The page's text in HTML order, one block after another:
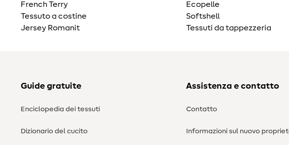
French Terry
Tessuto a costine
Jersey Romanit
Ecopelle
Softshell
Tessuti da tappezzeria
Guide gratuite
Enciclopedia dei tessuti
Dizionario del cucito
Assistenza e contatto
Contatto
Informazioni sul nuovo